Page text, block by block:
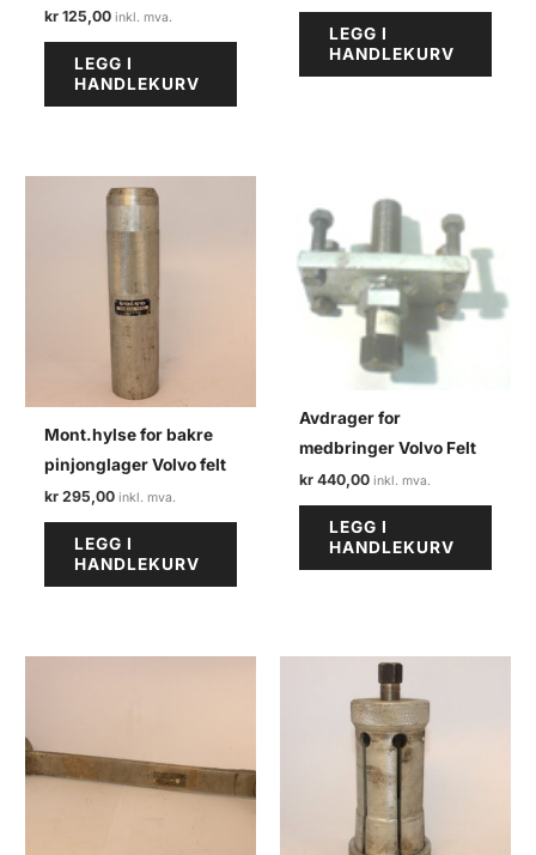
kr 125,00
LEGG I
HANDLEKURV
LEGG I
HANDLEKURV
Mont.hylse for bakre
pinjonglager Volvo felt
kr 295,00
LEGG I
HANDLEKURV
Avdrager for
medbringer Volvo Felt
kr 440,00
LEGG I
HANDLEKURV